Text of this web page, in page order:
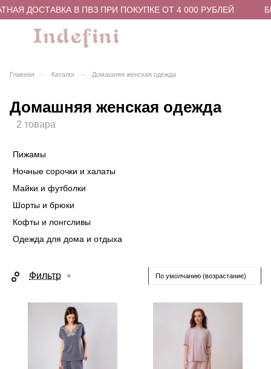
ДОСТАВКА В ПВЗ ПРИ ПОКУПКЕ ОТ 4 000 РУБЛЕЙ
Главная – Каталог – Домашняя женская одежда
Домашняя женская одежда
2 товара
Пижамы
Ночные сорочки и халаты
Майки и футболки
Шорты и брюки
Кофты и лонгсливы
Одежда для дома и отдыха
Фильтр По умолчанию (возрастание)